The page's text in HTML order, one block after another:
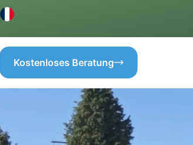
Kostenloses Beratung